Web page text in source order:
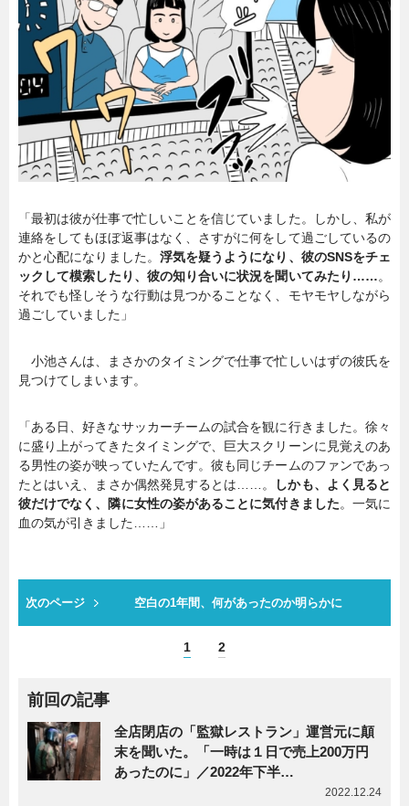
「最初は彼が仕事で忙しいことを信じていました。しかし、私が
連絡をしてもほぼ返事はなく、さすがに何をして過ごしているの
かと心配になりました。 浮気を疑うようになり、彼のSNSをチェ
ックして模索したり、彼の知り合いに状況を聞いてみたり……。
それでも怪しそうな行動は見つかることなく、モヤモヤしながら
過ごしていました」
小池さんは、まさかのタイミングで仕事で忙しいはずの彼氏を
見つけてしまいます。
「ある日、好きなサッカーチームの試合を観に行きました。徐々
に盛り上がってきたタイミングで、巨大スクリーンに見覚えのあ
る男性の姿が映っていたんです。彼も同じチームのファンであっ
たとはいえ、まさか偶然発見するとは……。
しかも、よく見ると
彼だけでなく、隣に女性の姿があることに気付きました。一気に
血の気が引きました……」
次のページ 空白の1年間、何があったのか明らかに
1 2
前回の記事
全店閉店の「監獄レストラン」運営元に顛
末を聞いた。「一時は１日で売上200万円
あったのに」／2022年下半…
2022.12.24